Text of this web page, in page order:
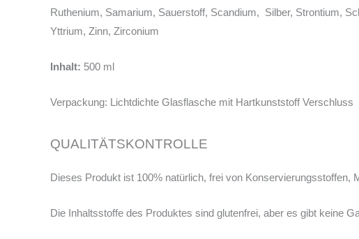
Ruthenium, Samarium, Sauerstoff, Scandium, Silber, Strontium,
Yttrium, Zinn, Zirconium
Inhalt: 500 ml
Verpackung: Lichtdichte Glasflasche mit Hartkunststoff Verschluss
QUALITÄTSKONTROLLE
Dieses Produkt ist 100% natürlich, frei von Konservierungsstoffen,
Die Inhaltsstoffe des Produktes sind glutenfrei, aber es gibt keine